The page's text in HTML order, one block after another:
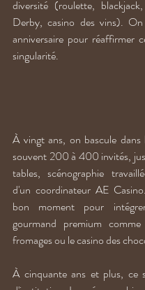
diversité (roulette,
Derby, casino des vins).
anniversaire pour réaffirmer
singularité.
À vingt ans, on bascule
souvent 200 à 400 invités,
tables, scénographie
d'un coordinateur AE
bon moment pour
gourmand premium
fromages ou le casino des
À cinquante ans et plus, ce